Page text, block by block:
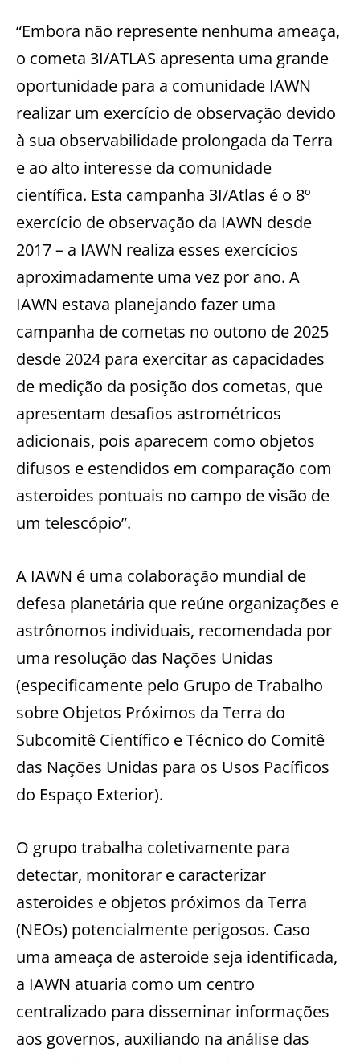
“Embora não represente nenhuma ameaça,
o cometa 3I/ATLAS apresenta uma grande
oportunidade para a comunidade IAWN
realizar um exercício de observação devido
à sua observabilidade prolongada da Terra
e ao alto interesse da comunidade
científica. Esta campanha 3I/Atlas é o 8º
exercício de observação da IAWN desde
2017 – a IAWN realiza esses exercícios
aproximadamente uma vez por ano. A
IAWN estava planejando fazer uma
campanha de cometas no outono de 2025
desde 2024 para exercitar as capacidades
de medição da posição dos cometas, que
apresentam desafios astrométricos
adicionais, pois aparecem como objetos
difusos e estendidos em comparação com
asteroides pontuais no campo de visão de
um telescópio”.
A IAWN é uma colaboração mundial de
defesa planetária que reúne organizações e
astrônomos individuais, recomendada por
uma resolução das Nações Unidas
(especificamente pelo Grupo de Trabalho
sobre Objetos Próximos da Terra do
Subcomitê Científico e Técnico do Comitê
das Nações Unidas para os Usos Pacíficos
do Espaço Exterior).
O grupo trabalha coletivamente para
detectar, monitorar e caracterizar
asteroides e objetos próximos da Terra
(NEOs) potencialmente perigosos. Caso
uma ameaça de asteroide seja identificada,
a IAWN atuaria como um centro
centralizado para disseminar informações
aos governos, auxiliando na análise das